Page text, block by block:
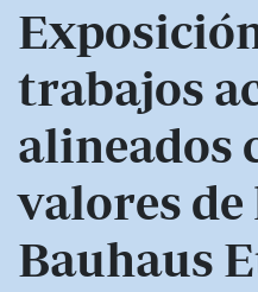
trabajos
alineados
valores de
Bauhaus